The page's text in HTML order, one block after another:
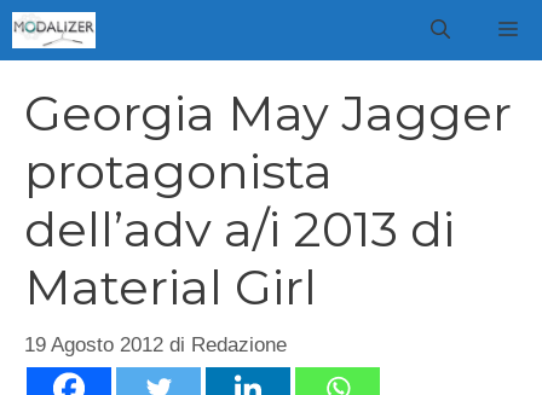
Vai
al
Georgia May Jagger
protagonista
dell’adv a/i 2013 di
Material Girl
19 Agosto 2012 di Redazione